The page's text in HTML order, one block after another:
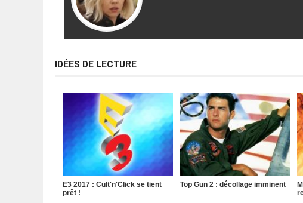
IDÉES DE LECTURE
E3 2017 : Cult'n'Click se tient
prêt !
Top Gun 2 : décollage imminent